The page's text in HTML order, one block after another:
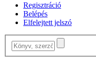
Regisztráció
Belépés
Elfelejtett jelszó